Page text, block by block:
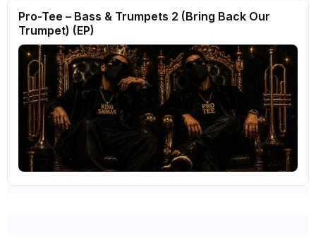
Pro-Tee – Bass & Trumpets 2 (Bring Back Our
Trumpet) (EP)